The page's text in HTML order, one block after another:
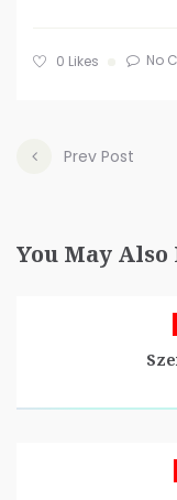
0 Likes No
Prev Post
You May